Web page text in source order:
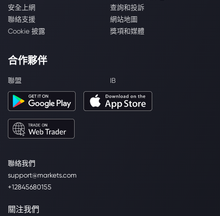
聯絡我們
support@markets.com
+12845680155
安全上網
查詢和投訴
聯絡支援
網站地圖
Cookie 披露
獎項和媒體
合作夥伴
聯盟 IB
關注我們